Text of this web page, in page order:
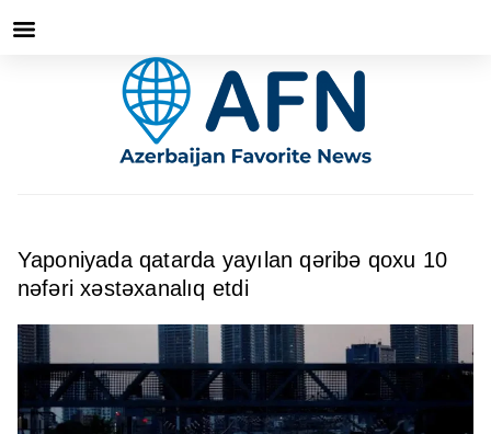
Yaponiyada qatarda yayılan qəribə qoxu 10
nəfəri xəstəxanalıq etdi